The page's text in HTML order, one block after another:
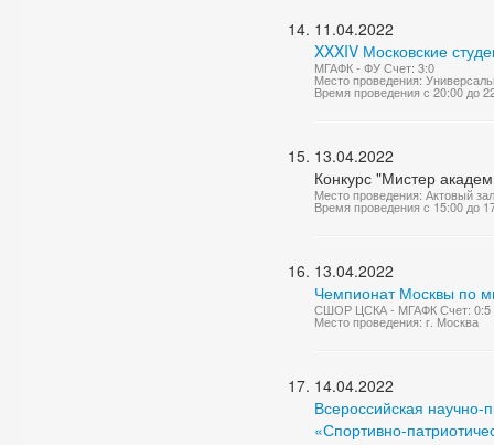
11.04.2022
XXXIV Московские
МГАФК - ФУ Счет: 3:0
Место проведения:
Время проведения с 20:00 до
13.04.2022
Конкурс "Мистер
Место проведения: Актовый
Время проведения с 15:00 до
13.04.2022
Чемпионат Москвы по
СШОР ЦСКА - МГАФК Счет: 0:5
Место проведения: г. Москва
14.04.2022
Всероссийская
«Спортивно-